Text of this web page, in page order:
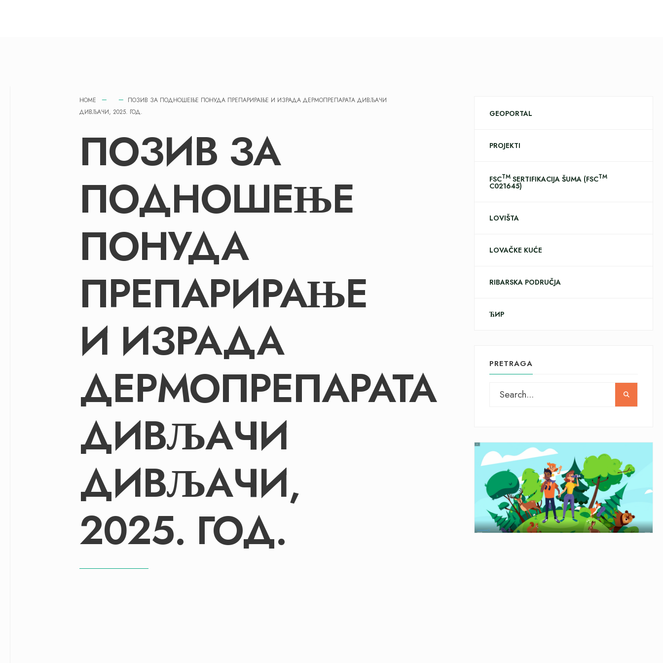
HOME
ПОЗИВ ЗА ПОДНОШЕЊЕ ПОНУДА ПРЕПАРИРАЊЕ И ИЗРАДА ДЕРМОПРЕПАРАТА ДИВЉАЧИ
ДИВЉАЧИ, 2025. ГОД.
ПОЗИВ ЗА
ПОДНОШЕЊЕ
ПОНУДА
ПРЕПАРИРАЊЕ
И ИЗРАДА
ДЕРМОПРЕПАРАТА
ДИВЉАЧИ
ДИВЉАЧИ,
2025. ГОД.
GEOPORTAL
PROJEKTI
FSCTMSERTIFIKACIJA ŠUMA (FSCTM
C021645)
LOVIŠTA
LOVAČKE KUĆE
RIBARSKA PODRUČJA
ЋИР
PRETRAGA